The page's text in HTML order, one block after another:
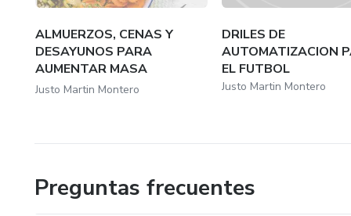
ALMUERZOS, CENAS Y
DESAYUNOS PARA
AUMENTAR MASA
MUSCULAR
Justo Martin Montero
DRILES DE
AUTOMATIZACION
EL FUTBOL
Justo Martin Montero
Preguntas frecuentes